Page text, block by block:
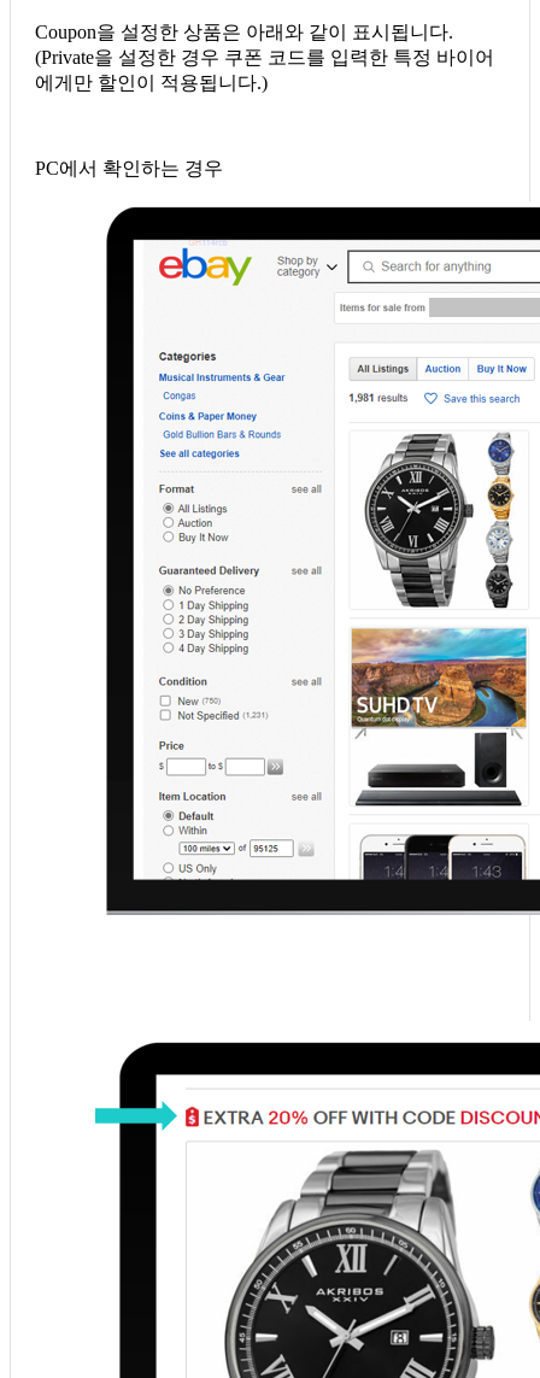
Coupon을 설정한 상품은 아래와 같이 표시됩니다.
(Private을 설정한 경우 쿠폰 코드를 입력한 특정 바이어
에게만 할인이 적용됩니다.)
PC에서 확인하는 경우